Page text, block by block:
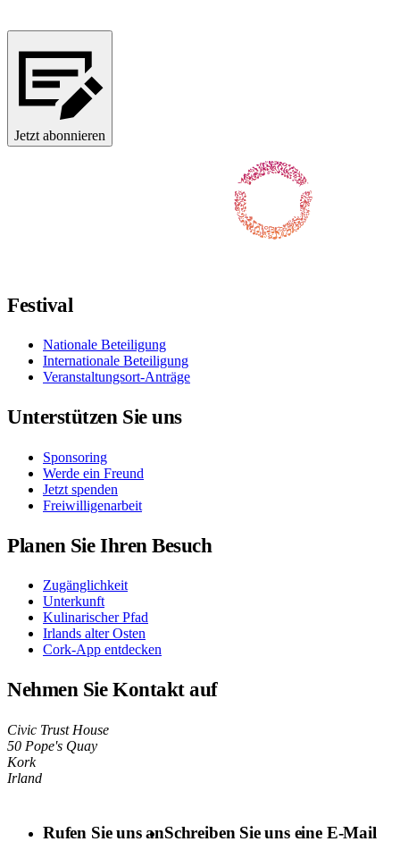
Jetzt abonnieren
Festival
Nationale Beteiligung
Internationale Beteiligung
Veranstaltungsort-Anträge
Unterstützen Sie uns
Sponsoring
Werde ein Freund
Jetzt spenden
Freiwilligenarbeit
Planen Sie Ihren Besuch
Zugänglichkeit
Unterkunft
Kulinarischer Pfad
Irlands alter Osten
Cork-App entdecken
Nehmen Sie Kontakt auf
Civic Trust House
50 Pope's Quay
Kork
Irland
Rufen Sie uns anSchreiben Sie uns eine E-Mail